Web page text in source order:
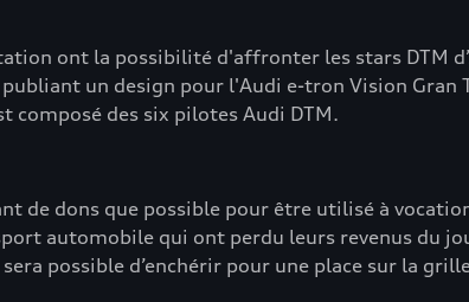
ont la possibilité d'affronter les stars DTM
un design pour l'Audi e-tron Vision
composé des six pilotes Audi DTM.
de dons que possible pour être utilisé à
automobile qui ont perdu leurs revenus du
possible d’enchérir pour une place sur la